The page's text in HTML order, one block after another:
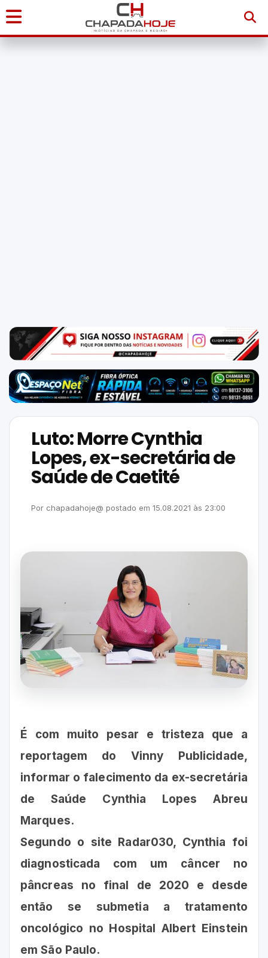
Início
NAS
NOSSAS
REDES
Luto: Morre Cynthia
Lopes, ex-secretária de
Saúde de Caetité
Por chapadahoje@ postado em 15.08.2021 às 23:00
É com muito pesar e tristeza que a
reportagem do Vinny Publicidade,
informar o falecimento da ex-secretária
de Saúde Cynthia Lopes Abreu
Marques.
Segundo o site Radar030, Cynthia foi
diagnosticada com um câncer no
pâncreas no final de 2020 e desde
então se submetia a tratamento
oncológico no Hospital Albert Einstein
em São Paulo.